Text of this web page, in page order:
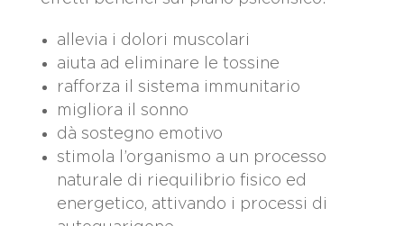
allevia i dolori muscolari
aiuta ad eliminare le tossine
rafforza il sistema immunitario
migliora il sonno
dà sostegno emotivo
stimola l’organismo a un processo
naturale di riequilibrio fisico ed
energetico, attivando i processi di